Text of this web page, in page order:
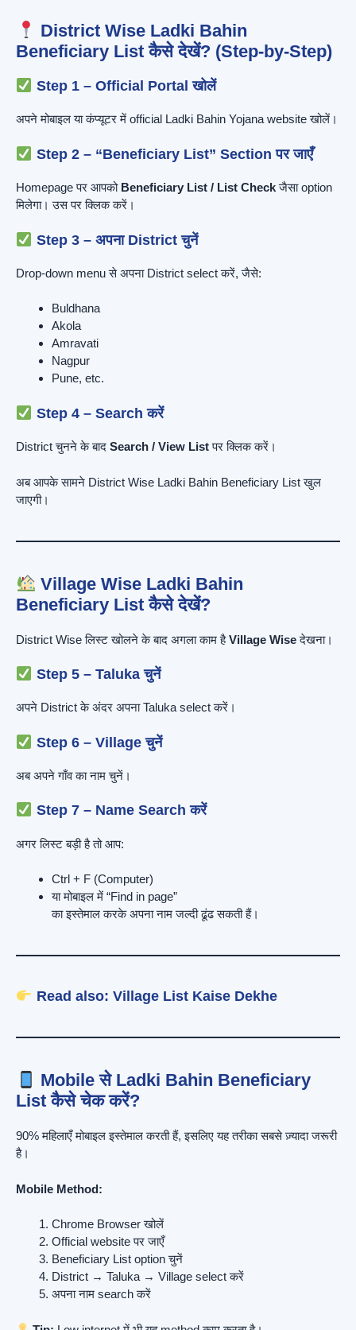
District Wise Ladki Bahin
Beneficiary List कैसे देखें? (Step-by-Step)
Step 1 – Official Portal खोलें
अपने मोबाइल या कंप्यूटर में official Ladki Bahin Yojana website खोलें।
Step 2 – “Beneficiary List” Section पर जाएँ
Homepage पर आपको Beneficiary List / List Checkजैसा option
मिलेगा। उस पर क्लिक करें।
Step 3 – अपना District चुनें
Drop-down menu से अपना District select करें, जैसे:
Buldhana
Akola
Amravati
Nagpur
Pune, etc.
Step 4 – Search करें
District चुनने के बाद Search / View Listपर क्लिक करें।
अब आपके सामने District Wise Ladki Bahin Beneficiary List खुल
जाएगी।
Village Wise Ladki Bahin
Beneficiary List कैसे देखें?
District Wise लिस्ट खोलने के बाद अगला काम हैVillage Wiseदेखना।
Step 5 – Taluka चुनें
अपने District के अंदर अपना Taluka select करें।
Step 6 – Village चुनें
अब अपने गाँव का नाम चुनें।
Step 7 – Name Search करें
अगर लिस्ट बड़ी है तो आप:
Ctrl + F (Computer)
या मोबाइल में “Find in page”
का इस्तेमाल करके अपना नाम जल्दी ढूंढ सकती हैं।
Read also: Village List Kaise Dekhe
Mobile से Ladki Bahin Beneficiary
List कैसे चेक करें?
90% महिलाएँ मोबाइल इस्तेमाल करती हैं, इसलिए यह तरीका सबसे ज़्यादा जरूरी
है।
Mobile Method:
Chrome Browser खोलें
Official website पर जाएँ
Beneficiary List option चुनें
District → Taluka → Village select करें
अपना नाम search करें